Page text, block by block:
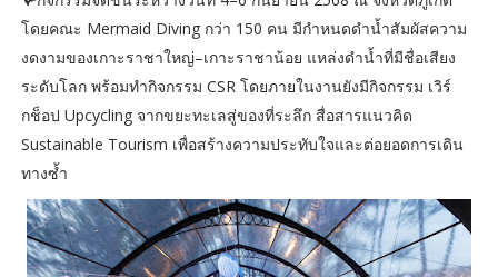
โดยคณะ Mermaid Diving กว่า 150 คน มีกำหนดดำน้ำสัมผัสความ
งดงามของเกาะราชาใหญ่–เกาะราชาน้อย แหล่งดำน้ำที่มีชื่อเสียง
ระดับโลก พร้อมทำกิจกรรม CSR โดยภายในงานยังมีกิจกรรม เวิร์
กช็อป Upcycling จากขยะทะเลสู่ของที่ระลึก สื่อสารแนวคิด
Sustainable Tourism เพื่อสร้างความประทับใจและต่อยอดการเดิน
ทางซ้ำ